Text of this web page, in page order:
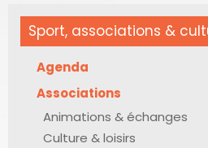
Sport, associations &
Agenda
Associations
Animations & échanges
Culture & loisirs